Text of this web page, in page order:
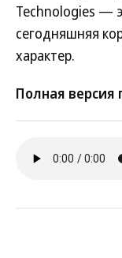
Technologies —
сегодняшняя
характер.
Полная